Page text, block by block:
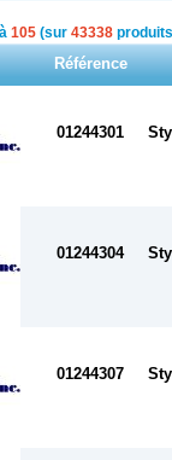
à 105 (sur 43338
Référence
01244301
01244304
01244307